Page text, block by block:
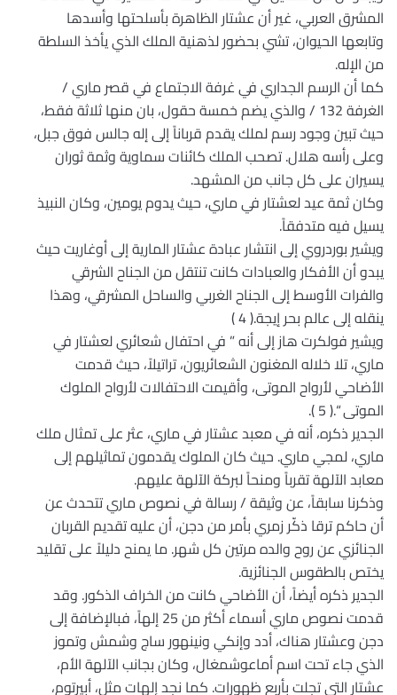
المشرق العربي، غير أن عشتار الظاهرة بأسلحتها وأسدها
وتابعها الحيوان، تشي بحضور لذهنية الملك الذي يأخذ السلطة
من الإله.
كما أن الرسم الجداري في غرفة الاجتماع في قصر ماري /
الغرفة 132 / والذي يضم خمسة حقول، بان منها ثلاثة فقط،
حيث تبين وجود رسم لملك يقدم قرباناً إلى إله جالس فوق جبل،
وعلى رأسه هلال. تصحب الملك كائنات سماوية وثمة ثوران
يسيران على كل جانب من المشهد.
وكان ثمة عيد لعشتار في ماري، حيث يدوم يومين، وكان النبيذ
يسيل فيه متدفقاً.
ويشير بوردروي إلى انتشار عبادة عشتار المارية إلى أوغاريت حيث
يبدو أن الأفكار والعبادات كانت تنتقل من الجناح الشرقي
والفرات الأوسط إلى الجناح الغربي والساحل المشرقي، وهذا
ينقله إلى عالم بحر إيجة.( 4 )
ويشير فولكرت هاز إلى أنه ” في احتفال شعائري لعشتار في
ماري، تلا خلاله المغنون الشعائريون، تراتيلاً، حيث قدمت
الأضاحي لأرواح الموتى، وأقيمت الاحتفالات لأرواح الملوك
الموتى “.( 5 ).
الجدير ذكره، أنه في معبد عشتار في ماري، عثر على تمثال ملك
ماري، لمجي ماري. حيث كان الملوك يقدمون تماثيلهم إلى
معابد الآلهة تقرباً ومنحاً لبركة الآلهة عليهم.
وذكرنا سابقاً، عن وثيقة / رسالة في نصوص ماري تتحدث عن
أن حاكم ترقا ذكّر زمري بأمر من دجن، أن عليه تقديم القربان
الجنائزي عن روح والده مرتين كل شهر. ما يمنح دليلاً على تقليد
يختص بالطقوس الجنائزية.
الجدير ذكره أيضاً، أن الأضاحي كانت من الخراف الذكور. وقد
قدمت نصوص ماري أسماء أكثر من 25 إلهاً، فبالإضافة إلى
دجن وعشتار هناك، أدد وإنكي ونينهور ساج وشمش وتموز
الذي جاء تحت اسم أماعوشمغال، وكان بجانب الآلهة الأم،
عشتار التي تجلت بأربع ظهورات. كما نجد إلهات مثل، أبيرتوم،